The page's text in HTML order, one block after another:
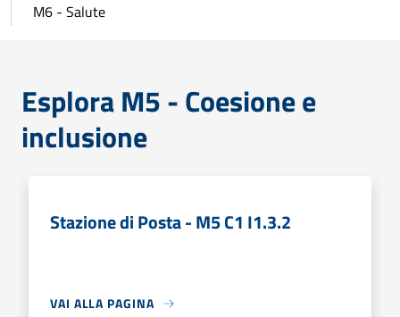
M6 - Salute
Esplora M5 - Coesione e
inclusione
Stazione di Posta - M5 C1 I1.3.2
VAI ALLA PAGINA